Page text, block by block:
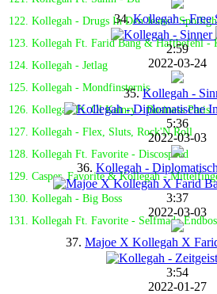
122. Kollegah - Drugs In Den Jeans /
123. Kollegah Ft. Farid Bang & Haftbefehl -
124. Kollegah - Jetlag
125. Kollegah - Mondfinsternis
126. Kollegah Ft. Ol Kainry - Business Paris
127. Kollegah - Flex, Sluts, Rock'N Roll
128. Kollegah Ft. Favorite - Discospeed
129. Casper, Favorite & Kollegah -
130. Kollegah - Big Boss
131. Kollegah Ft. Favorite - Selfmade
34.Kollegah - Free
2:59
2022-03-24
35.Kollegah -
5:36
2022-03-03
36. Kollegah -
3:37
2022-03-03
37. Majoe X Kollegah X
3:54
2022-01-27